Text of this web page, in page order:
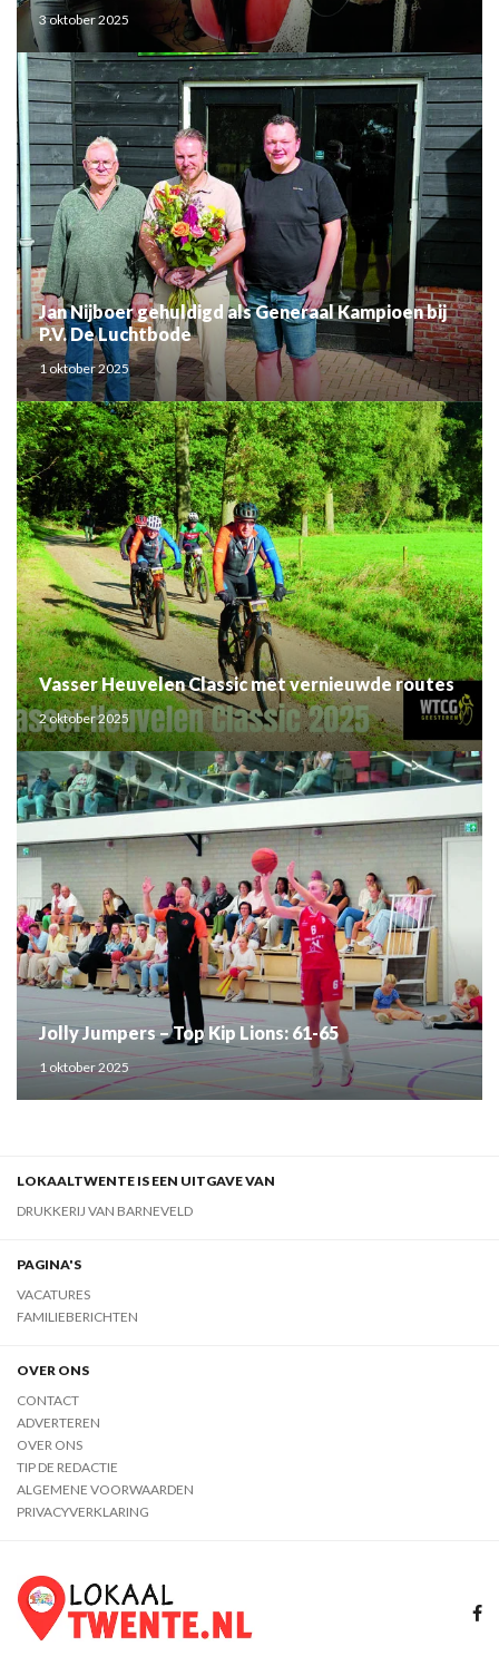
3 oktober 2025
Jan Nijboer gehuldigd als Generaal Kampioen bij
P.V. De Luchtbode
1 oktober 2025
Vasser Heuvelen Classic met vernieuwde routes
2 oktober 2025
Jolly Jumpers – Top Kip Lions: 61-65
1 oktober 2025
LOKAALTWENTE IS EEN UITGAVE VAN
DRUKKERIJ VAN BARNEVELD
PAGINA'S
VACATURES
FAMILIEBERICHTEN
OVER ONS
CONTACT
ADVERTEREN
OVER ONS
TIP DE REDACTIE
ALGEMENE VOORWAARDEN
PRIVACYVERKLARING